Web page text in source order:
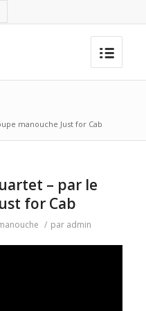
manouche Just for Cab
– par le
for Cab
/ par admin